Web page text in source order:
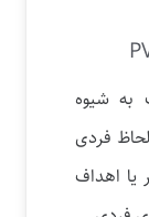
به شیوه
فردی
یا اهداف